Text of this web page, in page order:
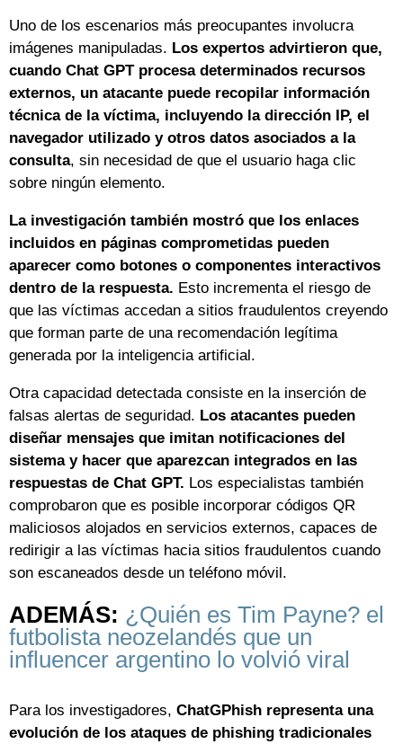
Uno de los escenarios más preocupantes involucra
imágenes manipuladas. Los expertos advirtieron que,
cuando Chat GPT procesa determinados recursos
externos, un atacante puede recopilar información
técnica de la víctima, incluyendo la dirección IP, el
navegador utilizado y otros datos asociados a la
consulta, sin necesidad de que el usuario haga clic
sobre ningún elemento.
La investigación también mostró que los enlaces
incluidos en páginas comprometidas pueden
aparecer como botones o componentes interactivos
dentro de la respuesta. Esto incrementa el riesgo de
que las víctimas accedan a sitios fraudulentos creyendo
que forman parte de una recomendación legítima
generada por la inteligencia artificial.
Otra capacidad detectada consiste en la inserción de
falsas alertas de seguridad. Los atacantes pueden
diseñar mensajes que imitan notificaciones del
sistema y hacer que aparezcan integrados en las
respuestas de Chat GPT. Los especialistas también
comprobaron que es posible incorporar códigos QR
maliciosos alojados en servicios externos, capaces de
redirigir a las víctimas hacia sitios fraudulentos cuando
son escaneados desde un teléfono móvil.
ADEMÁS: ¿Quién es Tim Payne? el
futbolista neozelandés que un
influencer argentino lo volvió viral
Para los investigadores, ChatGPhish representa una
evolución de los ataques de phishing tradicionales